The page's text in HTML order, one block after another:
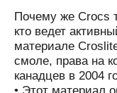
Почему же Crocs
кто ведет
материале
смоле, права на
канадцев в 2004
• Этот материал